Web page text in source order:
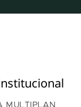
MULTIPLAN